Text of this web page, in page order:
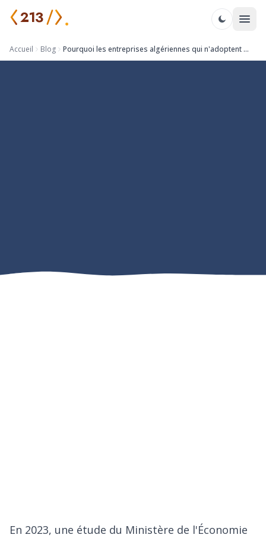
213
Accueil Blog Pourquoi les entreprises algériennes qui n'adoptent pas le digital risquent de disparaître d'ici 2030
En 2023, une étude du Ministère de l'Économie